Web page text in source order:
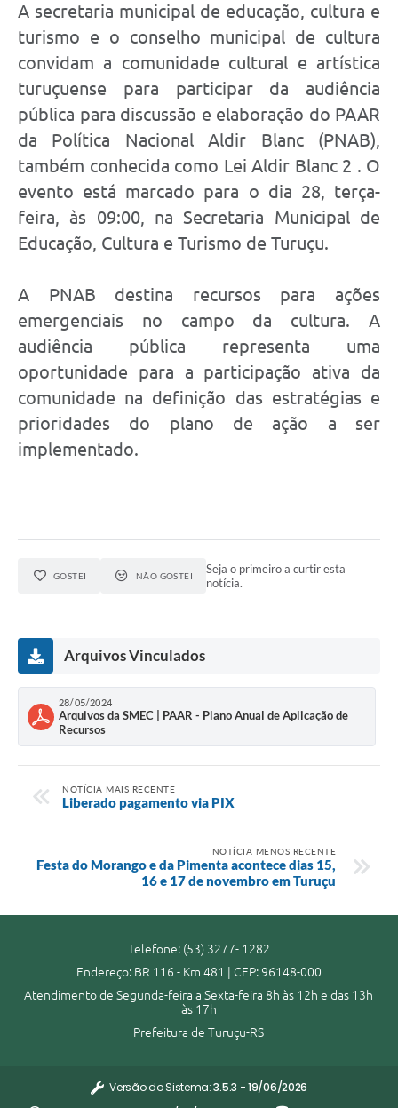
A secretaria municipal de educação, cultura e
turismo e o conselho municipal de cultura
convidam a comunidade cultural e artística
turuçuense para participar da audiência
pública para discussão e elaboração do PAAR
da Política Nacional Aldir Blanc (PNAB),
também conhecida como Lei Aldir Blanc 2 . O
evento está marcado para o dia 28, terça-
feira, às 09:00, na Secretaria Municipal de
Educação, Cultura e Turismo de Turuçu.
A PNAB destina recursos para ações
emergenciais no campo da cultura. A
audiência pública representa uma
oportunidade para a participação ativa da
comunidade na definição das estratégias e
prioridades do plano de ação a ser
implementado.
GOSTEI NÃO GOSTEI
Seja o primeiro a curtir esta
notícia.
Arquivos Vinculados
28/05/2024
Arquivos da SMEC | PAAR - Plano Anual de Aplicação de
Recursos
NOTÍCIA MAIS RECENTE
Liberado pagamento via PIX
NOTÍCIA MENOS RECENTE
Festa do Morango e da Pimenta acontece dias 15,
16 e 17 de novembro em Turuçu
Telefone: (53) 3277- 1282
Endereço: BR 116 - Km 481 | CEP: 96148-000
Atendimento de Segunda-feira a Sexta-feira 8h às 12h e das 13h
às 17h
Prefeitura de Turuçu-RS
Versão do Sistema:3.5.3 - 19/06/2026